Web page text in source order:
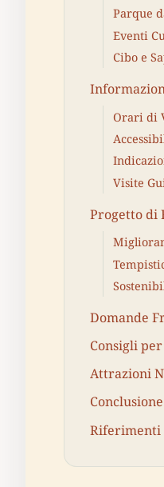
Parque
Eventi
Cibo e
Orari di
Visite
Progetto di
Domande
Consigli
Attrazioni
Riferimenti